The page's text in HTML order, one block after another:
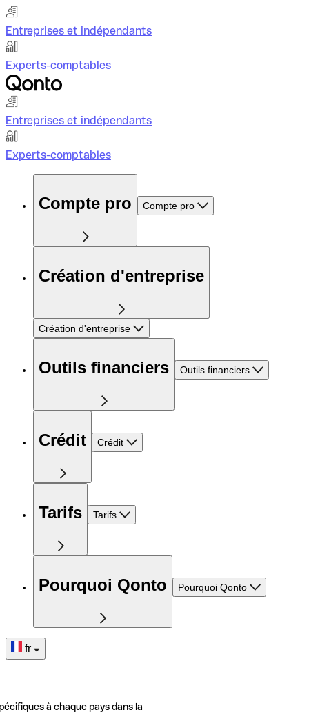
Entreprises et indépendants
Experts-comptables
Entreprises et indépendants
Experts-comptables
Compte pro Compte pro
Création d'entreprise
Création d'entreprise
Outils financiers Outils financiers
Crédit Crédit
Tarifs Tarifs
Pourquoi Qonto Pourquoi Qonto
fr
à chaque pays dans la